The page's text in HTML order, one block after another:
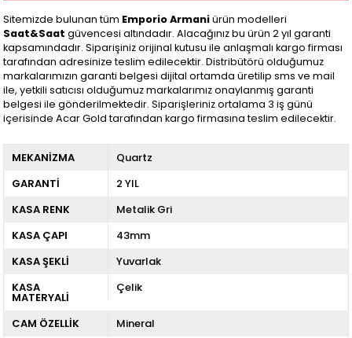
Sitemizde bulunan tüm Emporio Armaniürün modelleri
Saat&Saat güvencesi altındadır. Alacağınız bu ürün 2 yıl garanti
kapsamındadır. Siparişiniz orijinal kutusu ile anlaşmalı kargo firması
tarafından adresinize teslim edilecektir. Distribütörü olduğumuz
markalarımızın garanti belgesi dijital ortamda üretilip sms ve mail
ile, yetkili satıcısı olduğumuz markalarımız onaylanmış garanti
belgesi ile gönderilmektedir. Siparişleriniz ortalama 3 iş günü
içerisinde Acar Gold tarafından kargo firmasına teslim edilecektir.
MEKANİZMA
Quartz
GARANTİ
2 YIL
KASA RENK
Metalik Gri
KASA ÇAPI
43mm
KASA ŞEKLİ
Yuvarlak
KASA
MATERYALİ
Çelik
CAM ÖZELLİK Mineral